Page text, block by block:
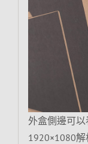
外盒側邊可以
1920×1080